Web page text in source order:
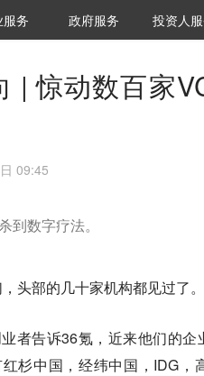
究院
务 城市之窗
政府服务 VClub投资机
投资机构职
投资人
| 惊动数百家
09:45
到数字疗法。
头部的几十家机构都见过了
者告诉36氪，近来他们的
杉中国，经纬中国，IDG